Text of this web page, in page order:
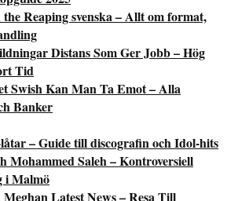
the Reaping svenska – Allt om format,
Distans Som Ger Jobb – Hög
Tid
Swish Kan Man Ta Emot – Alla
Banker
– Guide till discografin och Idol-hits
Mohammed Saleh – Kontroversiell
i Malmö
Latest News – Resa Till